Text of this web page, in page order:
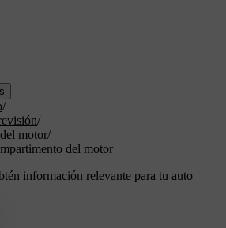
/
/
motor/
del motor
información relevante para tu auto